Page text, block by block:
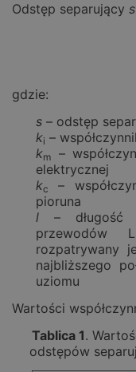
Odstęp separujący s
gdzie:
s – odstęp
ki –
km
–
elektrycznej
kc
–
pioruna
l – długość
rozpatrywany
najbliższego
uziomu
Wartości
Tablica 1.
odstępów